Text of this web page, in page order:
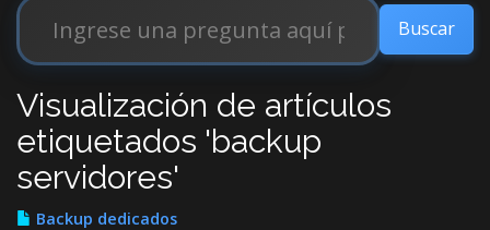
Visualización de artículos
etiquetados 'backup
servidores'
Backup dedicados